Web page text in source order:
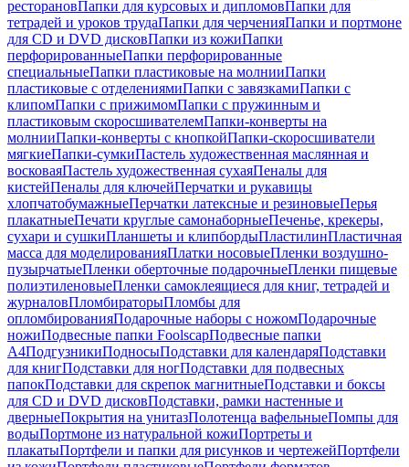
ресторановПапки для курсовых и дипломовПапки для
тетрадей и уроков трудаПапки для черченияПапки и портмоне
для CD и DVD дисковПапки из кожиПапки
перфорированныеПапки перфорированные
специальныеПапки пластиковые на молнииПапки
пластиковые с отделениямиПапки с завязкамиПапки с
клипомПапки с прижимомПапки с пружинным и
пластиковым скоросшивателемПапки-конверты на
молнииПапки-конверты с кнопкойПапки-скоросшиватели
мягкиеПапки-сумкиПастель художественная маслянная и
восковаяПастель художественная сухаяПеналы для
кистейПеналы для ключейПерчатки и рукавицы
хлопчатобумажныеПерчатки латексные и резиновыеПерья
плакатныеПечати круглые самонаборныеПеченье, крекеры,
сухари и сушкиПланшеты и клипбордыПластилинПластичная
масса для моделированияПлатки носовыеПленки воздушно-
пузырчатыеПленки оберточные подарочныеПленки пищевые
полиэтиленовыеПленки самоклеящиеся для книг, тетрадей и
журналовПломбираторыПломбы для
опломбированияПодарочные наборы с ножомПодарочные
ножиПодвесные папки FoolscapПодвесные папки
А4ПодгузникиПодносыПодставки для календаряПодставки
для книгПодставки для ногПодставки для подвесных
папокПодставки для скрепок магнитныеПодставки и боксы
для CD и DVD дисковПодставки, рамки настенные и
дверныеПокрытия на унитазПолотенца вафельныеПомпы для
водыПортмоне из натуральной кожиПортреты и
плакатыПортфели и папки для рисунков и чертежейПортфели